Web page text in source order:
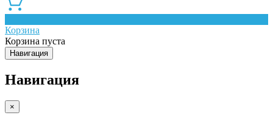
Корзина
Корзина пуста
Навигация
Навигация
×